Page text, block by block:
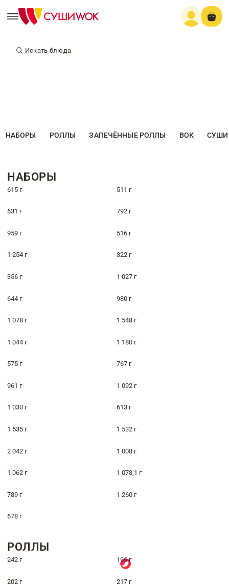
Искать блюда
НАБОРЫ РОЛЛЫ ЗАПЕЧЁННЫЕ РОЛЛЫ ВОК СУШИ
НАБОРЫ
615 г 511 г
631 г 792 г
959 г 516 г
1 254 г 322 г
356 г 1 027 г
644 г 980 г
1 078 г 1 548 г
1 044 г 1 180 г
575 г 767 г
961 г 1 092 г
1 030 г 613 г
1 535 г 1 532 г
2 042 г 1 008 г
1 062 г 1 078,1 г
789 г 1 260 г
678 г
РОЛЛЫ
242 г 196 г
202 г 217 г